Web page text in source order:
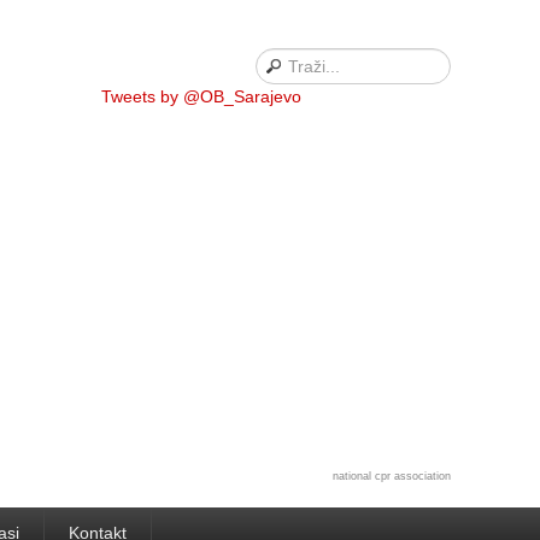
Tweets by @OB_Sarajevo
national cpr association
Kontakt